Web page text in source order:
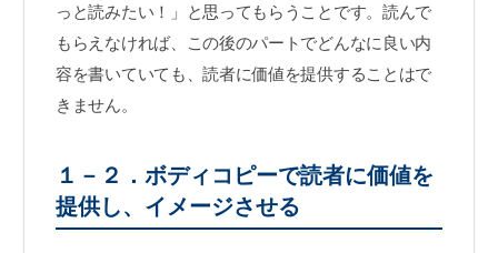
っと読みたい！」と思ってもらうことです。読んで
もらえなければ、この後のパートでどんなに良い内
容を書いていても、読者に価値を提供することはで
きません。
１－２．ボディコピーで読者に価値を
提供し、イメージさせる